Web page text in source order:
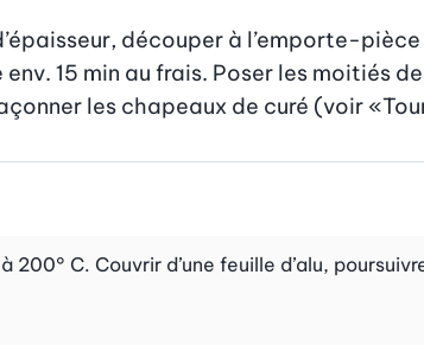
découper à l’emporte-pièce
15 min au frais. Poser les moitiés
les chapeaux de curé (voir
C. Couvrir d’une feuille d’alu,